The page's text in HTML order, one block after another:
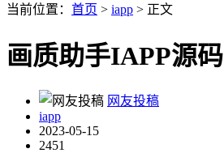
当前位置： 首页 > iapp > 正文
画质助手IAPP源码
网友投稿
iapp
2023-05-15
2451